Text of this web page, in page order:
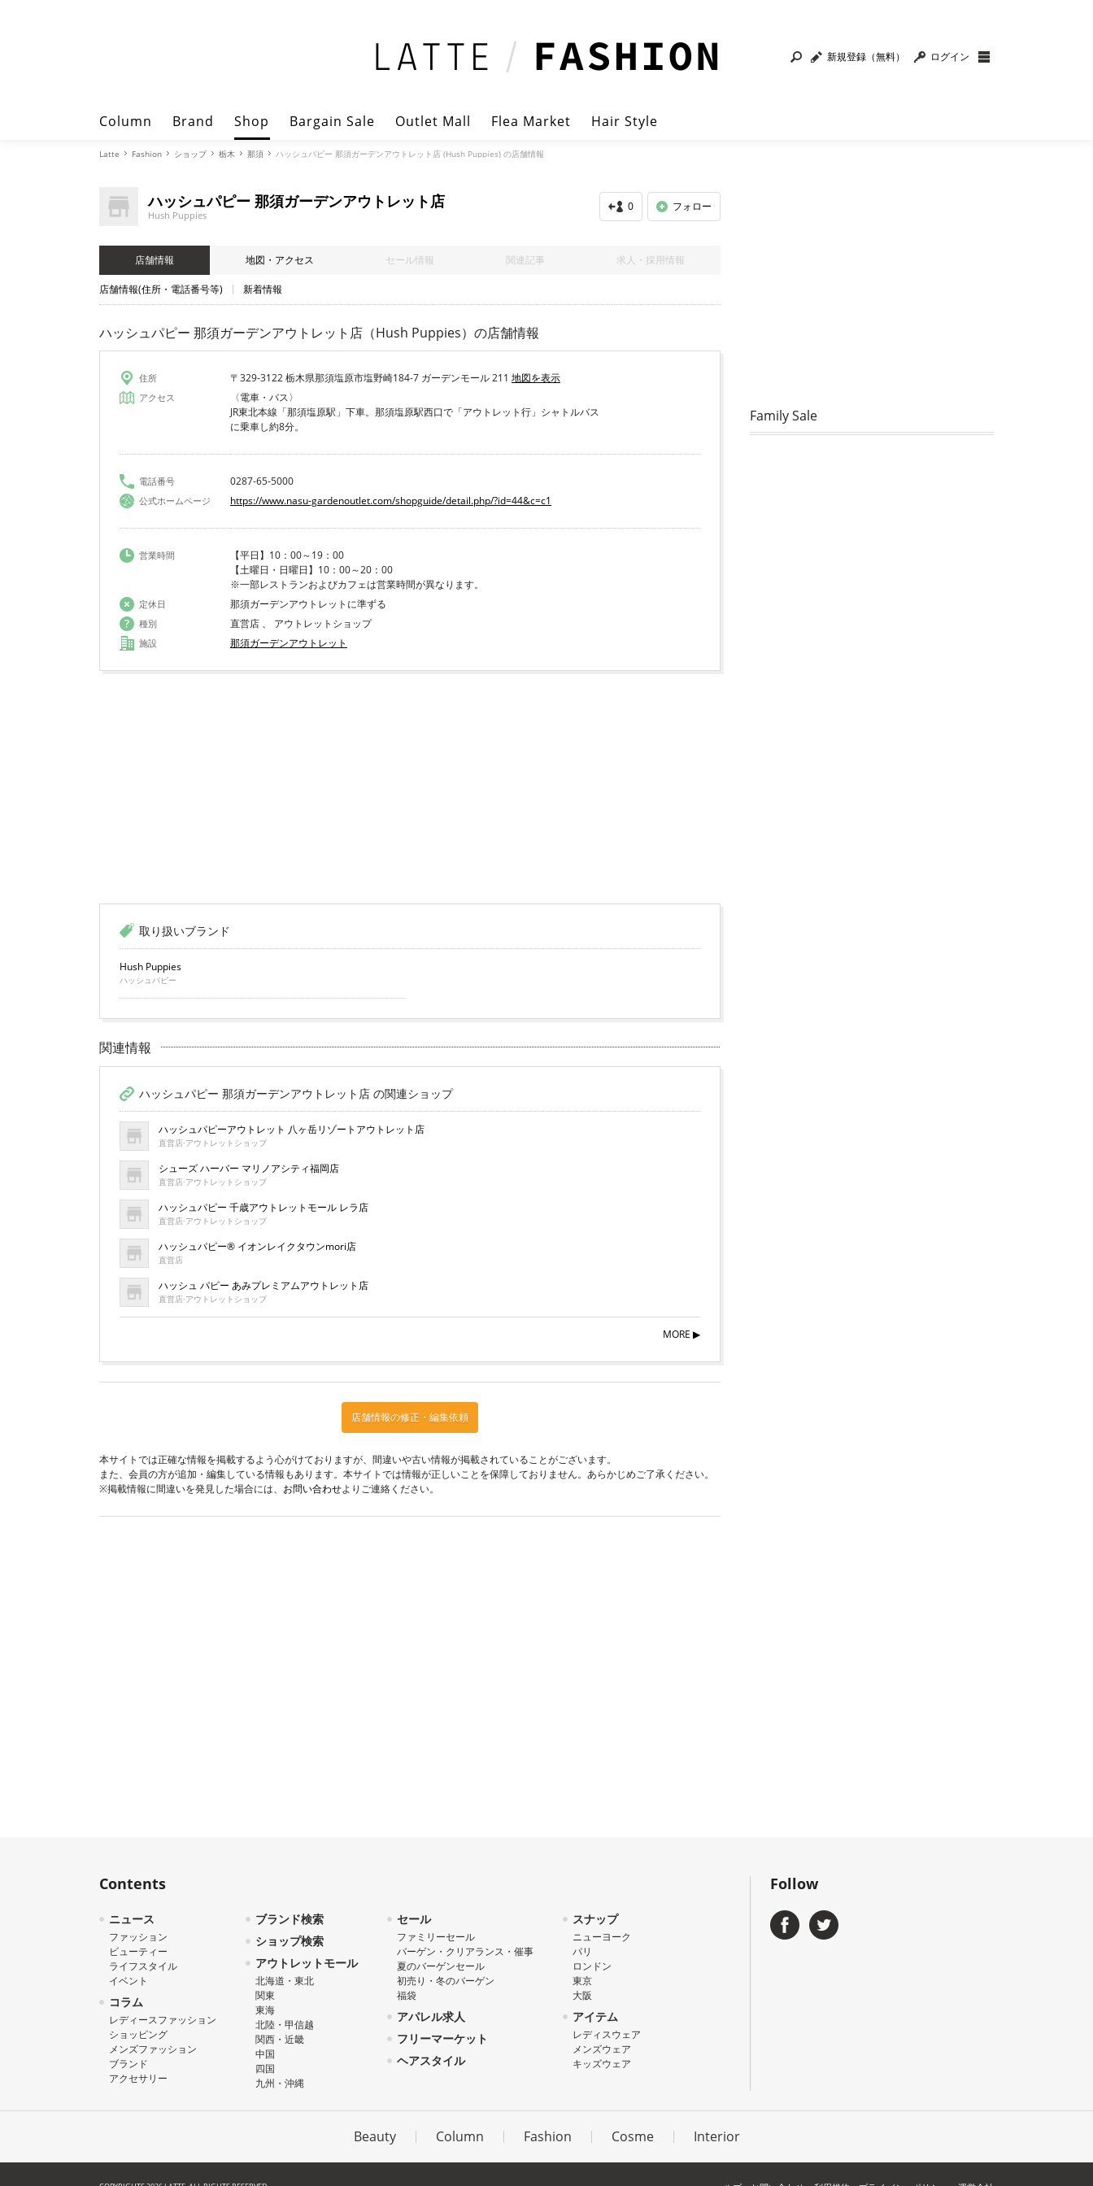
新規登録（無料） ログイン
Column Brand Shop Bargain Sale Outlet Mall Flea Market Hair Style
Latte Fashion ショップ 栃木 那須 ハッシュパピー 那須ガーデンアウトレット店 (Hush Puppies) の店舗情報
ハッシュパピー 那須ガーデンアウトレット店
Hush Puppies
0 フォロー
店舗情報 地図・アクセス セール情報 関連記事 求人・採用情報
店舗情報(住所・電話番号等) 新着情報
ハッシュパピー 那須ガーデンアウトレット店（Hush Puppies） の店舗情報
住所 〒329-3122 栃木県那須塩原市塩野崎184-7 ガーデンモール 211 地図を表示
アクセス
〈電車・バス〉
JR東北本線「那須塩原駅」下車。那須塩原駅西口で「アウトレット行」シャトルバス
に乗車し約8分。
電話番号 0287-65-5000
公式ホームページ https://www.nasu-gardenoutlet.com/shopguide/detail.php/?id=44&c=c1
営業時間
【平日】10：00～19：00
【土曜日・日曜日】10：00～20：00
※一部レストランおよびカフェは営業時間が異なります。
定休日 那須ガーデンアウトレットに準ずる
種別 直営店 、 アウトレットショップ
施設 那須ガーデンアウトレット
取り扱いブランド
Hush Puppies
ハッシュパピー
関連情報
ハッシュパピー 那須ガーデンアウトレット店 の関連ショップ
ハッシュパピーアウトレット 八ヶ岳リゾートアウトレット店
直営店·アウトレットショップ
シューズ ハーバー マリノアシティ福岡店
直営店·アウトレットショップ
ハッシュパピー 千歳アウトレットモール レラ店
直営店·アウトレットショップ
ハッシュパピー® イオンレイクタウンmori店
直営店
ハッシュ パピー あみプレミアムアウトレット店
直営店·アウトレットショップ
MORE ▶︎
店舗情報の修正・編集依頼
本サイトでは正確な情報を掲載するよう心がけておりますが、間違いや古い情報が掲載されていることがございます。
また、会員の方が追加・編集している情報もあります。本サイトでは情報が正しいことを保障しておりません。あらかじめご了承ください。
※掲載情報に間違いを発見した場合には、 お問い合わせよりご連絡ください。
Family Sale
Contents
ニュース
ファッション
ビューティー
ライフスタイル
イベント
コラム
レディースファッション
ショッピング
メンズファッション
ブランド
アクセサリー
ブランド検索
ショップ検索
アウトレットモール
北海道・東北
関東
東海
北陸・甲信越
関西・近畿
中国
四国
九州・沖縄
セール
ファミリーセール
バーゲン・クリアランス・催事
夏のバーゲンセール
初売り・冬のバーゲン
福袋
アパレル求人
フリーマーケット
ヘアスタイル
スナップ
ニューヨーク
パリ
ロンドン
東京
大阪
アイテム
レディスウェア
メンズウェア
キッズウェア
Follow
Beauty Column Fashion Cosme Interior